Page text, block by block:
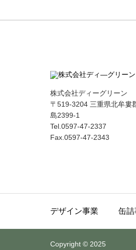
株式会社ディーグリーン
〒519-3204 三重県北牟婁
島2399-1
Tel.0597-47-2337
Fax.0597-47-2343
デザイン事業 缶詰
Copyright © 2025